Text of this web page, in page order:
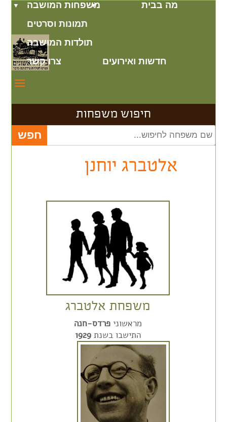
מה בבית
משפחות המושבה
תמונות וסרטים
תולדות המושבה
חדשות ואירועים
צרו קשר
חיפוש משפחות
אלטברג יוחנן
משפחת אלטברג
מראשוניפרדס-חנה
התישבו בשנת1929